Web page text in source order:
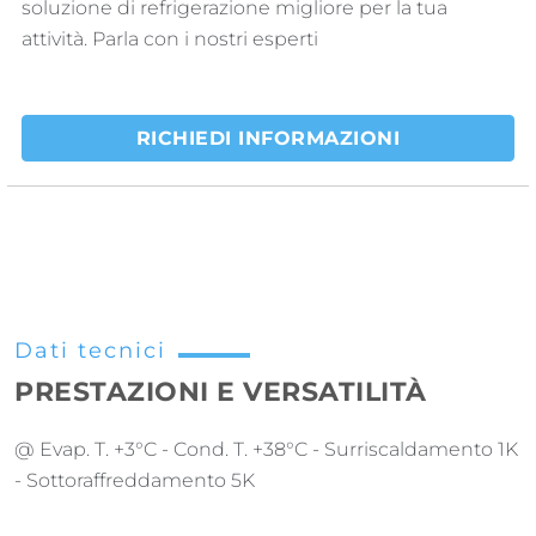
soluzione di refrigerazione migliore per la tua
attività. Parla con i nostri esperti
RICHIEDI INFORMAZIONI
Dati tecnici
PRESTAZIONI E VERSATILITÀ
@ Evap. T. +3°C - Cond. T. +38°C - Surriscaldamento 1K
- Sottoraffreddamento 5K